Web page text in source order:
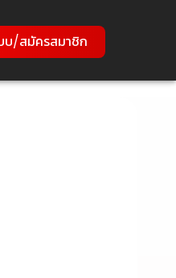
บบ/สมัครสมาชิก